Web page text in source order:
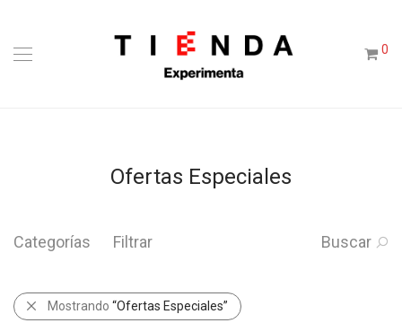
0
Ofertas Especiales
Categorías Filtrar Buscar
Mostrando “Ofertas Especiales”